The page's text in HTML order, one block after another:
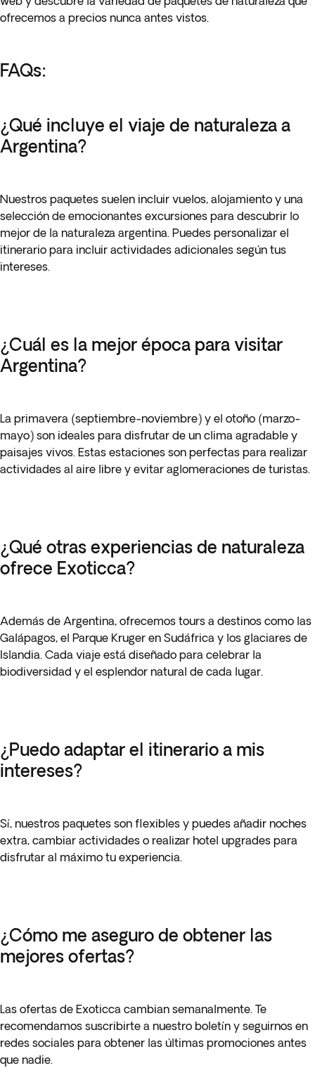
ofrecemos a precios nunca antes vistos.
FAQs:
¿Qué incluye el viaje de naturaleza a
Argentina?
Nuestros paquetes suelen incluir vuelos, alojamiento y una
selección de emocionantes excursiones para descubrir lo
mejor de la naturaleza argentina. Puedes personalizar el
itinerario para incluir actividades adicionales según tus
intereses.
¿Cuál es la mejor época para visitar
Argentina?
La primavera (septiembre-noviembre) y el otoño (marzo-
mayo) son ideales para disfrutar de un clima agradable y
paisajes vivos. Estas estaciones son perfectas para realizar
actividades al aire libre y evitar aglomeraciones de turistas.
¿Qué otras experiencias de naturaleza
ofrece Exoticca?
Además de Argentina, ofrecemos tours a destinos como las
Galápagos, el Parque Kruger en Sudáfrica y los glaciares de
Islandia. Cada viaje está diseñado para celebrar la
biodiversidad y el esplendor natural de cada lugar.
¿Puedo adaptar el itinerario a mis
intereses?
Sí, nuestros paquetes son flexibles y puedes añadir noches
extra, cambiar actividades o realizar hotel upgrades para
disfrutar al máximo tu experiencia.
¿Cómo me aseguro de obtener las
mejores ofertas?
Las ofertas de Exoticca cambian semanalmente. Te
recomendamos suscribirte a nuestro boletín y seguirnos en
redes sociales para obtener las últimas promociones antes
que nadie.